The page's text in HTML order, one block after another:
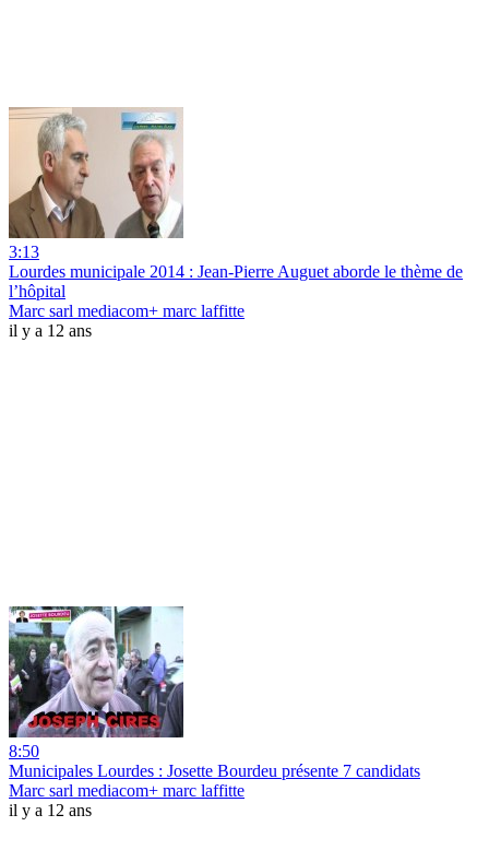
3:13
Lourdes municipale 2014 : Jean-Pierre Auguet aborde le thème de
l’hôpital
Marc sarl mediacom+ marc laffitte
il y a 12 ans
8:50
Municipales Lourdes : Josette Bourdeu présente 7 candidats
Marc sarl mediacom+ marc laffitte
il y a 12 ans